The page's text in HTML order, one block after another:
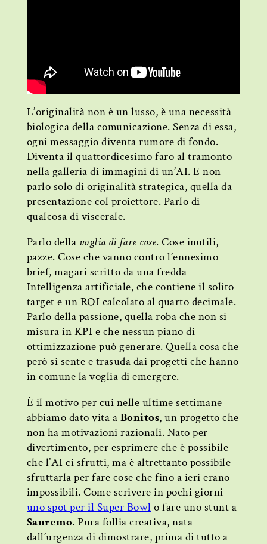
L’originalità non è un lusso, è una necessità
biologica della comunicazione. Senza di essa,
ogni messaggio diventa rumore di fondo.
Diventa il quattordicesimo faro al tramonto
nella galleria di immagini di un’AI. E non
parlo solo di originalità strategica, quella da
presentazione col proiettore. Parlo di
qualcosa di viscerale.
Parlo della voglia di fare cose. Cose inutili,
pazze. Cose che vanno contro l’ennesimo
brief, magari scritto da una fredda
Intelligenza artificiale, che contiene il solito
target e un ROI calcolato al quarto decimale.
Parlo della passione, quella roba che non si
misura in KPI e che nessun piano di
ottimizzazione può generare. Quella cosa che
però si sente e trasuda dai progetti che hanno
in comune la voglia di emergere.
È il motivo per cui nelle ultime settimane
abbiamo dato vita a Bonitos, un progetto che
non ha motivazioni razionali. Nato per
divertimento, per esprimere che è possibile
che l’AI ci sfrutti, ma è altrettanto possibile
sfruttarla per fare cose che fino a ieri erano
impossibili. Come scrivere in pochi giorni
uno spot per il Super Bowlo fare uno stunt a
Sanremo. Pura follia creativa, nata
dall’urgenza di dimostrare, prima di tutto a